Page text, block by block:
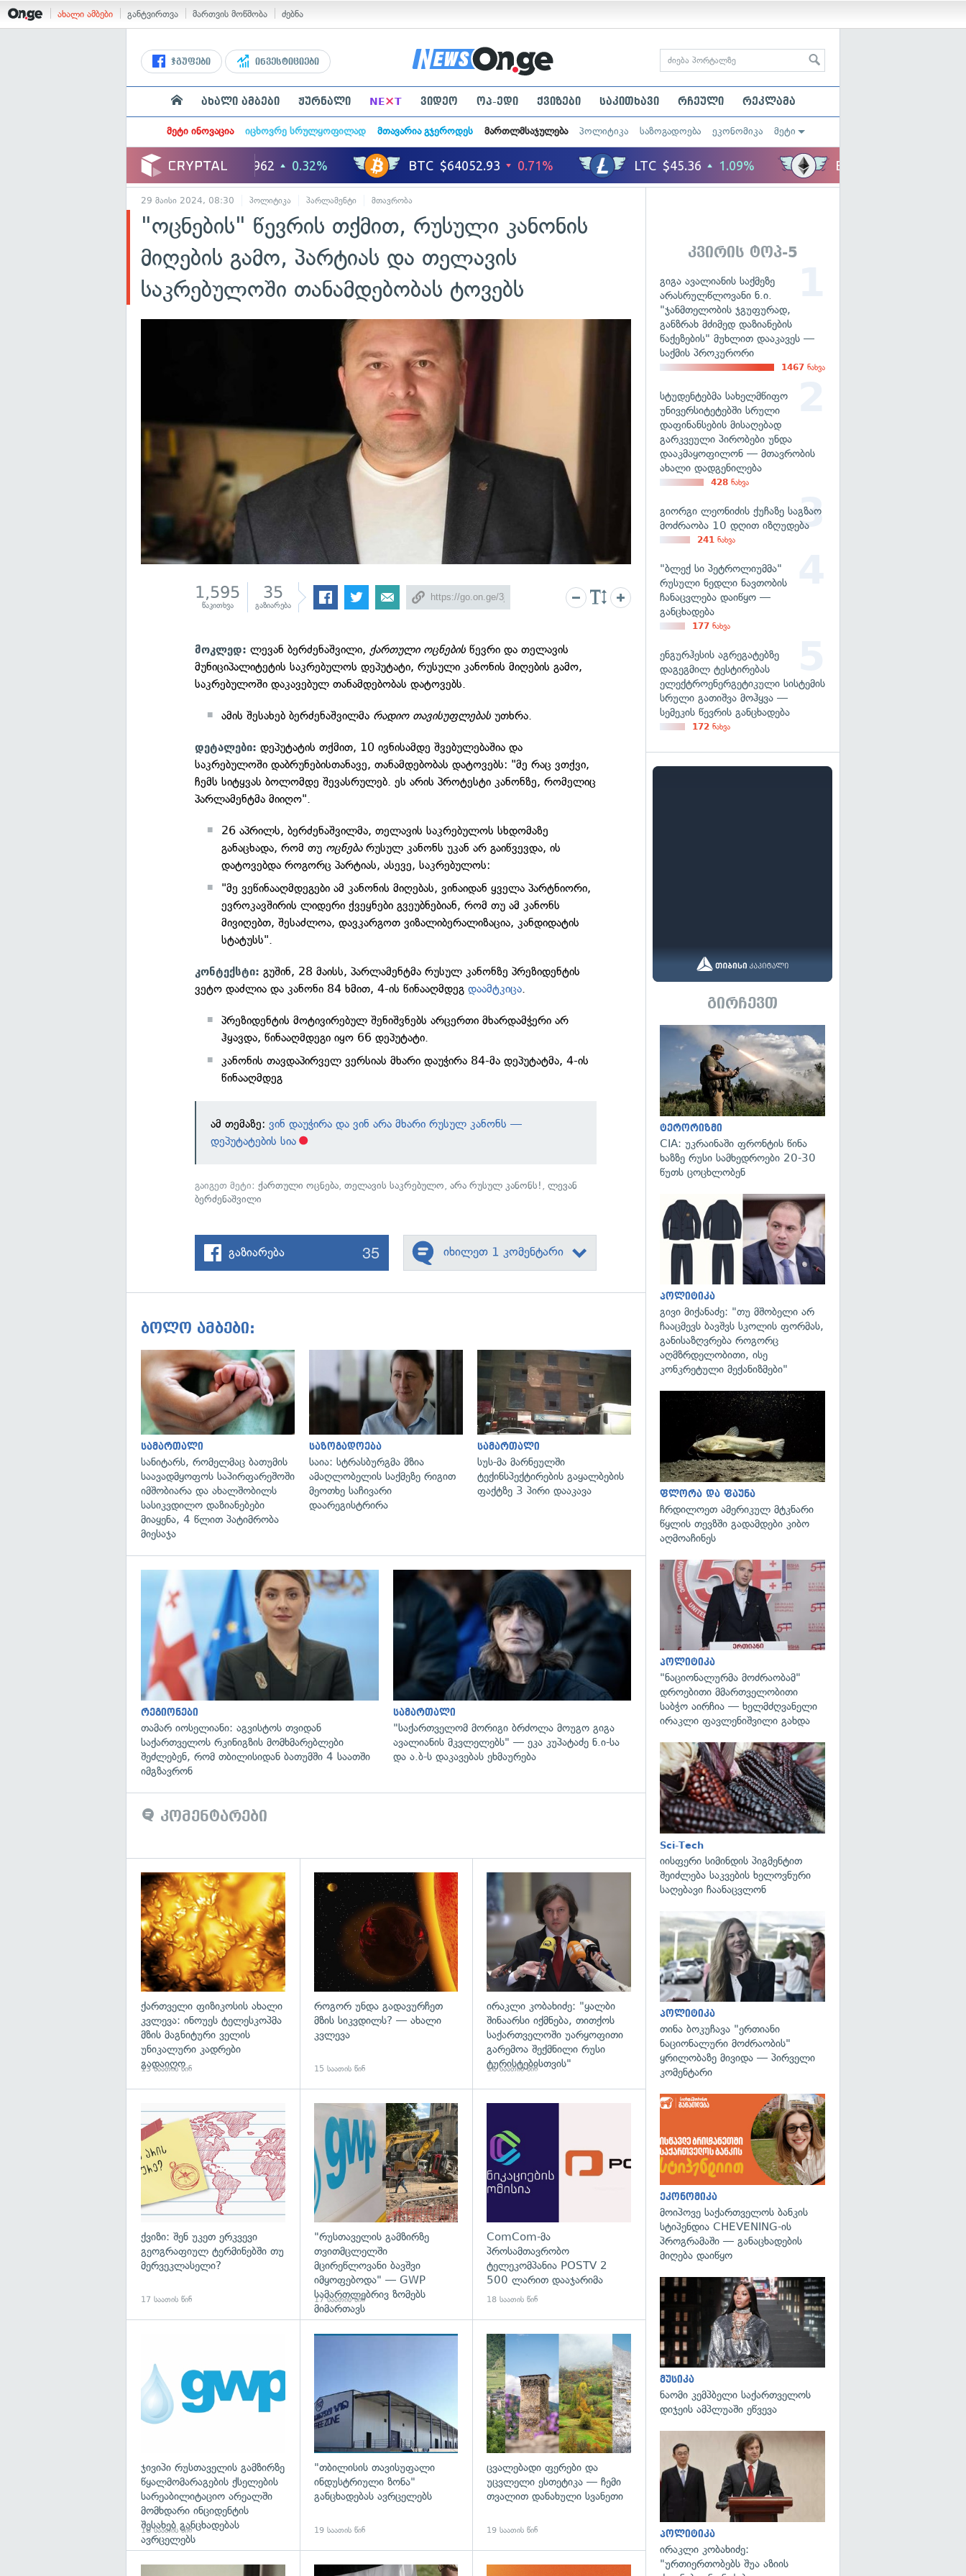
ახალი ამბები განტვირთვა მართვის მოწმობა ძებნა
ჯგუფები ინვესტიციები
ახალი ამბები ჟურნალი NE×T ვიდეო ოპ-ედი ქვიზები საკითხავი რჩეული რეკლამა
მეტი ინოვაცია იცხოვრე სრულყოფილად მთავარია გჯეროდეს მართლმსაჯულება პოლიტიკა საზოგადოება ეკონომიკა მეტი
29 მაისი 2024, 08:30 პოლიტიკა პარლამენტი მთავრობა
"ოცნების" წევრის თქმით, რუსული კანონის
მიღების გამო, პარტიას და თელავის
საკრებულოში თანამდებობას ტოვებს
1,595
წაკითხვა
35
გაზიარება
მოკლედ: ლევან ბერძენაშვილი,ქართული ოცნებისწევრი და თელავის
მუნიციპალიტეტის საკრებულოს დეპუტატი, რუსული კანონის მიღების გამო,
საკრებულოში დაკავებულ თანამდებობას დატოვებს.
ამის შესახებ ბერძენაშვილმა რადიო თავისუფლებასუთხრა.
დეტალები:დეპუტატის თქმით, 10 ივნისამდე შვებულებაშია და
საკრებულოში დაბრუნებისთანავე, თანამდებობას დატოვებს: "მე რაც ვთქვი,
ჩემს სიტყვას ბოლომდე შევასრულებ. ეს არის პროტესტი კანონზე, რომელიც
პარლამენტმა მიიღო".
26 აპრილს, ბერძენაშვილმა, თელავის საკრებულოს სხდომაზე
განაცხადა, რომ თუ ოცნებარუსულ კანონს უკან არ გაიწვევდა, ის
დატოვებდა როგორც პარტიას, ასევე, საკრებულოს:
"მე ვეწინააღმდეგები ამ კანონის მიღებას, ვინაიდან ყველა პარტნიორი,
ევროკავშირის ლიდერი ქვეყნები გვეუბნებიან, რომ თუ ამ კანონს
მივიღებთ, შესაძლოა, დავკარგოთ ვიზალიბერალიზაცია, კანდიდატის
სტატუსს".
კონტექსტი: გუშინ, 28 მაისს, პარლამენტმა რუსულ კანონზე პრეზიდენტის
ვეტო დაძლია და კანონი 84 ხმით, 4-ის წინააღმდეგდაამტკიცა.
პრეზიდენტის მოტივირებულ შენიშვნებს არცერთი მხარდამჭერი არ
ჰყავდა, წინააღმდეგი იყო 66 დეპუტატი.
კანონის თავდაპირველ ვერსიას მხარი დაუჭირა 84-მა დეპუტატმა, 4-ის
წინააღმდეგ
ამ თემაზე:ვინ დაუჭირა და ვინ არა მხარი რუსულ კანონს —
დეპუტატების სია
გაიგეთ მეტი:ქართული ოცნება,თელავის საკრებულო,არა რუსულ კანონს!,ლევან
ბერძენაშვილი
გაზიარება 35 იხილეთ 1 კომენტარი
ბოლო ამბები:
გადახედვა
სამართალი
სანიტარს, რომელმაც ბათუმის
საავადმყოფოს საპირფარეშოში
იმშობიარა და ახალშობილს
სასიკვდილო დაზიანებები
მიაყენა, 4 წლით პატიმრობა
მიესაჯა
გადახედვა
საზოგადოება
საია: სტრასბურგმა მზია
ამაღლობელის საქმეზე რიგით
მეოთხე საჩივარი
დაარეგისტრირა
გადახედვა
სამართალი
სუს-მა მარნეულში
ტექინსპექტირების გაყალბების
ფაქტზე 3 პირი დააკავა
გადახედვა
რეგიონები
თამარ იოსელიანი: აგვისტოს თვიდან
საქართველოს რკინიგზის მომხმარებლები
შეძლებენ, რომ თბილისიდან ბათუმში 4 საათში
იმგზავრონ
გადახედვა
სამართალი
"საქართველომ მორიგი ბრძოლა მოუგო გიგა
ავალიანის მკვლელებს" — ეკა კუპატაძე ნ.ი-სა
და ა.ბ-ს დაკავებას ეხმაურება
კომენტარები
გადახედვა
ქართველი ფიზიკოსის ახალი
კვლევა: ინოუეს ტელესკოპმა
მზის მაგნიტური ველის
უნიკალური კადრები
გადაიღო
13 საათის წინ
გადახედვა
როგორ უნდა გადავურჩეთ
მზის სიკვდილს? — ახალი
კვლევა
15 საათის წინ
გადახედვა
ირაკლი კობახიძე: "ყალბი
შინაარსი იქმნება, თითქოს
საქართველოში უარყოფითი
გარემოა შექმნილი რუსი
ტურისტებისთვის"
16 საათის წინ
ქვიზი: შენ უკეთ ერკვევი
გეოგრაფიულ ტერმინებში თუ
მერვეკლასელი?
17 საათის წინ
"რუსთაველის გამზირზე
თვითმცლელში
მცირეწლოვანი ბავშვი
იმყოფებოდა" — GWP
სამართლებრივ ზომებს
მიმართავს
17 საათის წინ
ComCom-მა
პროსამთავრობო
ტელეკომპანია POSTV 2
500 ლარით დააჯარიმა
18 საათის წინ
ჯივიპი რუსთაველის გამზირზე
წყალმომარაგების ქსელების
სარეაბილიტაციო არეალში
მომხდარი ინციდენტის
შესახებ განცხადებას
ავრცელებს
18 საათის წინ
გადახედვა
"თბილისის თავისუფალი
ინდუსტრიული ზონა"
განცხადებას ავრცელებს
19 საათის წინ
გადახედვა
ცვალებადი ფერები და
უცვლელი ესთეტიკა — ჩემი
თვალით დანახული სვანეთი
19 საათის წინ
კვირის ტოპ-5
გიგა ავალიანის საქმეზე
არასრულწლოვანი ნ.ი.
"ჯანმთელობის ჯგუფურად,
განზრახ მძიმედ დაზიანების
წაქეზების" მუხლით დააკავეს —
საქმის პროკურორი
1467 ნახვა
სტუდენტებმა სახელმწიფო
უნივერსიტეტებში სრული
დაფინანსების მისაღებად
გარკვეული პირობები უნდა
დააკმაყოფილონ — მთავრობის
ახალი დადგენილება
428 ნახვა
გიორგი ლეონიძის ქუჩაზე საგზაო
მოძრაობა 10 დღით იზღუდება
241 ნახვა
"ბლექ სი პეტროლიუმმა"
რუსული ნედლი ნავთობის
ჩანაცვლება დაიწყო —
განცხადება
177 ნახვა
ენგურჰესის აგრეგატებზე
დაგეგმილ ტესტირებას
ელექტროენერგეტიკული სისტემის
სრული გათიშვა მოჰყვა —
სემეკის წევრის განცხადება
172 ნახვა
გირჩევთ
ტერორიზმი
CIA: უკრაინაში ფრონტის წინა
ხაზზე რუსი სამხედროები 20-30
წუთს ცოცხლობენ
პოლიტიკა
გივი მიქანაძე: "თუ მშობელი არ
ჩააცმევს ბავშვს სკოლის ფორმას,
განისაზღვრება როგორც
აღმზრდელობითი, ისე
კონკრეტული მექანიზმები"
ფლორა და ფაუნა
ჩრდილოეთ ამერიკულ მტკნარი
წყლის თევზში გადამდები კიბო
აღმოაჩინეს
პოლიტიკა
"ნაციონალურმა მოძრაობამ"
დროებითი მმართველობითი
საბჭო აირჩია — ხელმძღვანელი
ირაკლი ფავლენიშვილი გახდა
Sci-Tech
იისფერი სიმინდის პიგმენტით
შეიძლება საკვების ხელოვნური
საღებავი ჩაანაცვლონ
პოლიტიკა
თინა ბოკუჩავა "ერთიანი
ნაციონალური მოძრაობის"
ყრილობაზე მივიდა — პირველი
კომენტარი
ეკონომიკა
მოიპოვე საქართველოს ბანკის
სტიპენდია CHEVENING-ის
პროგრამაში — განაცხადების
მიღება დაიწყო
მუსიკა
ნაომი კემპბელი საქართველოს
დიჯეის ამპლუაში ეწვევა
პოლიტიკა
ირაკლი კობახიძე:
"ურთიერთობებს შუა აზიის